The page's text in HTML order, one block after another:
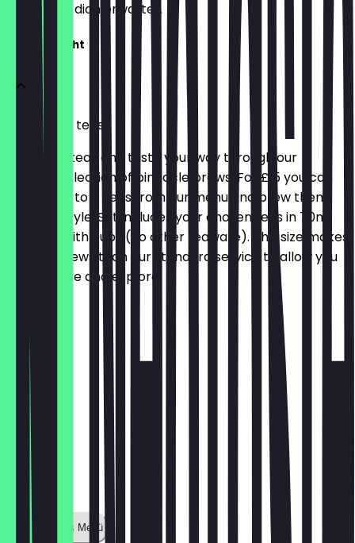
weißt, was dich erwartet.
Variety Flight
Try up to 3 teas
Compare teas and taste your way through our
curated selection of pinnacle brews. For £15 you can
choose up to 3 Teas from our menu and brew them
Gong Fu Style. Set includes your chosen teas in 70ml
Gaiwans with cups (no other teaware). This size makes
smaller brews than our standard service to allow you
to compare and explore.
Zeige ganzes Menü